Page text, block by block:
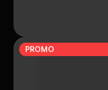
PROMO